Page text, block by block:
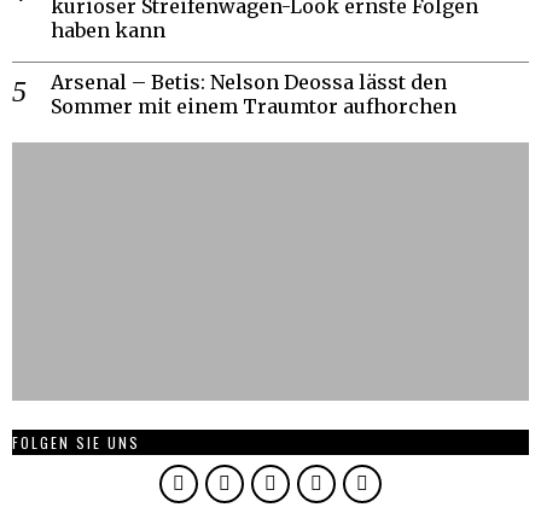
kurioser Streifenwagen-Look ernste Folgen
haben kann
Arsenal – Betis: Nelson Deossa lässt den
Sommer mit einem Traumtor aufhorchen
FOLGEN SIE UNS